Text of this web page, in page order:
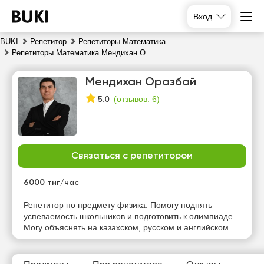
Вход
BUKI Репетитор
Репетиторы Математика
Репетиторы Математика Мендихан О.
Мендихан Оразбай
5.0 (отзывов: 6)
Связаться с репетитором
6000 тнг/час
Репетитор по предмету физика. Помогу поднять
успеваемость школьников и подготовить к олимпиаде.
Могу объяснять на казахском, русском и английском.
пт
сб
16:00
16:30
17:00
10:00
10:30
11:00
10:00
10:30
11:00
10:30
11:00